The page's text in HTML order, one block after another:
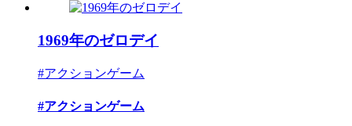
1969年のゼロデイ
#アクションゲーム
#アクションゲーム